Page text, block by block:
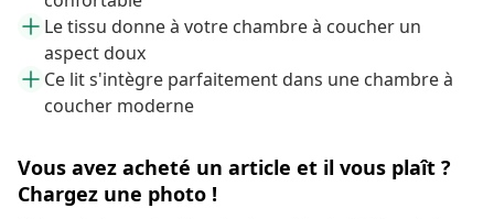
Le tissu donne à votre chambre à coucher un
aspect doux
Ce lit s'intègre parfaitement dans une chambre à
coucher moderne
Vous avez acheté un article et il vous plaît ?
Chargez une photo !